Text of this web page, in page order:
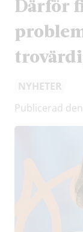
Därför
NYHETER
Publicerad